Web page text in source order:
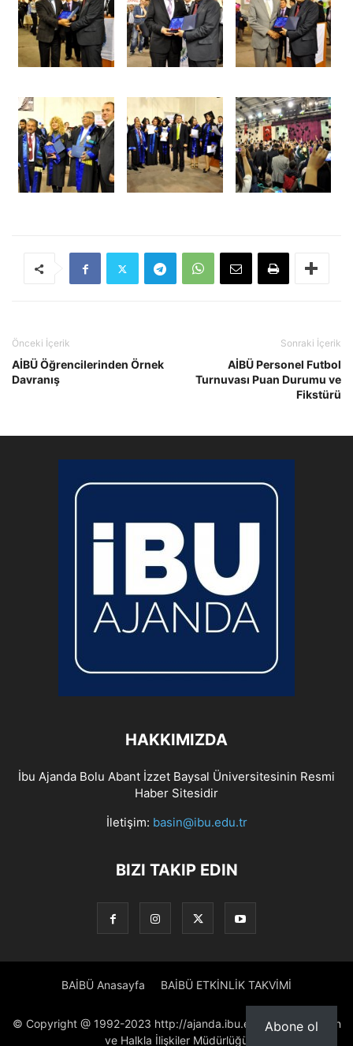
Önceki İçerik
AİBÜ Öğrencilerinden Örnek
Davranış
Sonraki İçerik
AİBÜ Personel Futbol
Turnuvası Puan Durumu ve
Fikstürü
HAKKIMIZDA
İbu Ajanda Bolu Abant İzzet Baysal Üniversitesinin Resmi
Haber Sitesidir
İletişim: basin@ibu.edu.tr
BIZI TAKIP EDIN
BAİBÜ Anasayfa BAİBÜ ETKİNLİK TAKVİMİ
© Copyright @ 1992-2023 http://ajanda.ibu.edu.tr/ Proje: Basın
ve Halkla İlişkiler Müdürlüğü
Abone ol